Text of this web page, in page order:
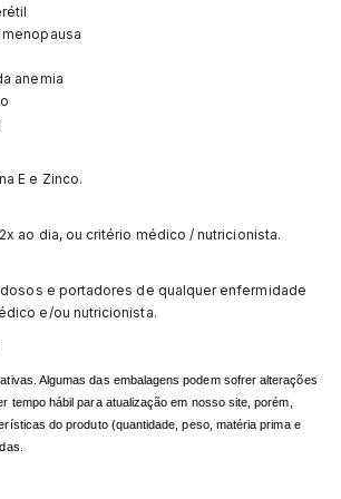
anemia
E e Zinco.
ao dia, ou critério médico / nutricionista.
e portadores de qualquer enfermidade
e/ou nutricionista.
Algumas das embalagens podem sofrer alterações
tempo hábil para atualização em nosso site, porém,
do produto (quantidade, peso, matéria prima e